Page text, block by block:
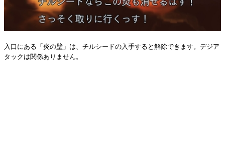
入口にある「炎の壁」は、チルシードの入手すると解除できます。デジア
タックは関係ありません。